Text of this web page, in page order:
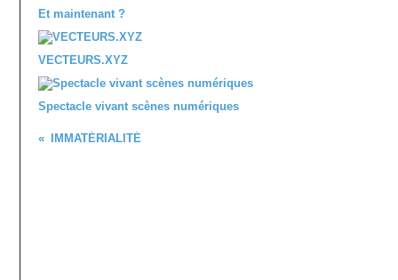
Et maintenant ?
VECTEURS.XYZ
Spectacle vivant scènes numériques
IMMATÉRIALITÉ